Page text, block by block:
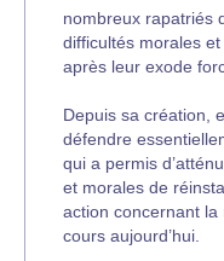
nombreux rapatriés
difficultés morales
après leur exode
Depuis sa création,
défendre
qui a permis
et morales de
action concernant la
cours aujourd’hui.